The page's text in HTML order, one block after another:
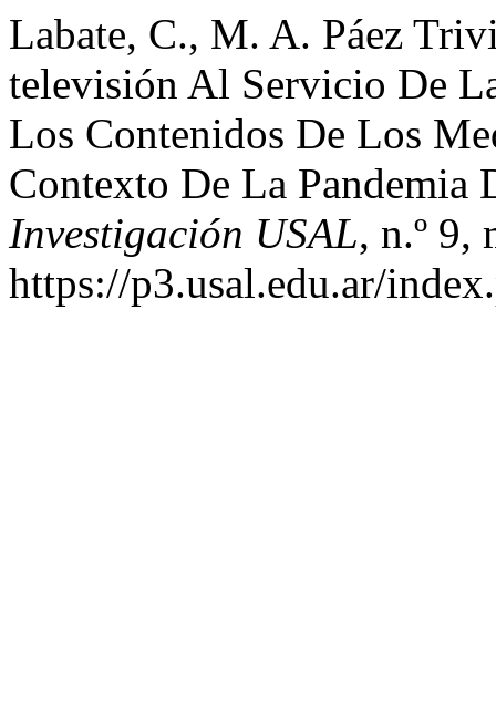
Labate, C., M. A. Páez
televisión Al Servicio De
Los Contenidos De Los
Contexto De La
Investigación USAL, n.º 9,
https://p3.usal.edu.ar/